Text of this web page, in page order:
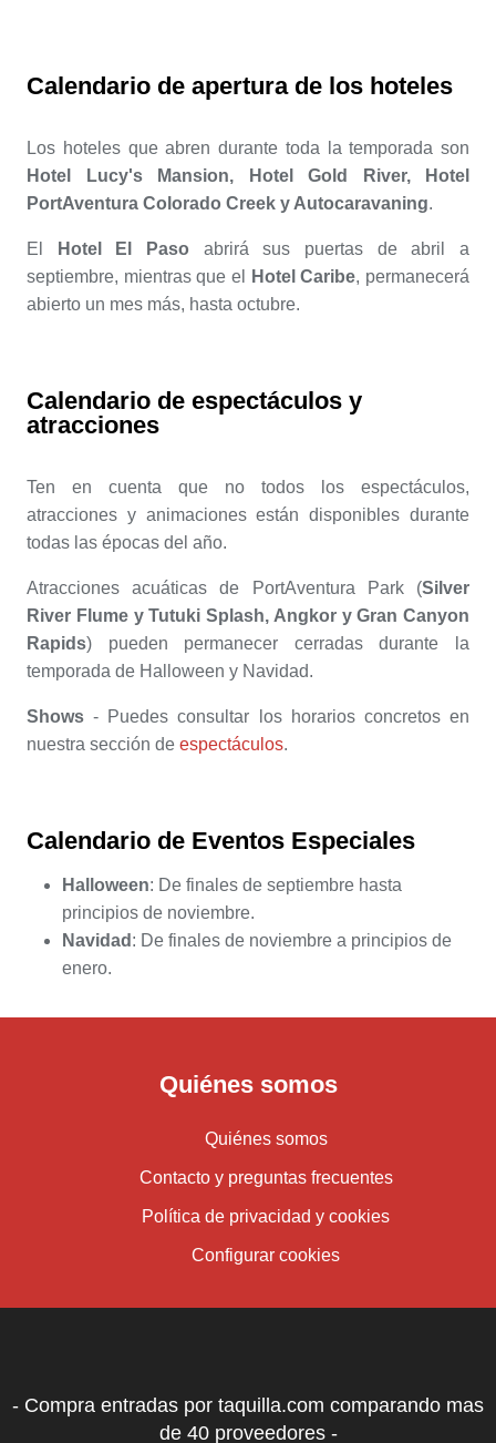
Calendario de apertura de los hoteles
Los hoteles que abren durante toda la temporada son
Hotel Lucy's Mansion, Hotel Gold River, Hotel
PortAventura Colorado Creek y Autocaravaning.
El Hotel El Paso abrirá sus puertas de abril a
septiembre, mientras que el
Hotel Caribe, permanecerá
abierto un mes más, hasta octubre.
Calendario de espectáculos y
atracciones
Ten en cuenta que no todos los espectáculos,
atracciones y animaciones están disponibles durante
todas las épocas del año.
Atracciones acuáticas de PortAventura Park (Silver
River Flume y Tutuki Splash, Angkor y Gran Canyon
Rapids) pueden permanecer cerradas durante la
temporada de Halloween y Navidad.
Shows - Puedes consultar los horarios concretos en
nuestra sección de espectáculos.
Calendario de Eventos Especiales
Halloween: De finales de septiembre hasta
principios de noviembre.
Navidad : De finales de noviembre a principios de
enero.
Quiénes somos
Quiénes somos
Contacto y preguntas frecuentes
Política de privacidad y cookies
Configurar cookies
- Compra entradas por taquilla.com comparando mas
de 40 proveedores -